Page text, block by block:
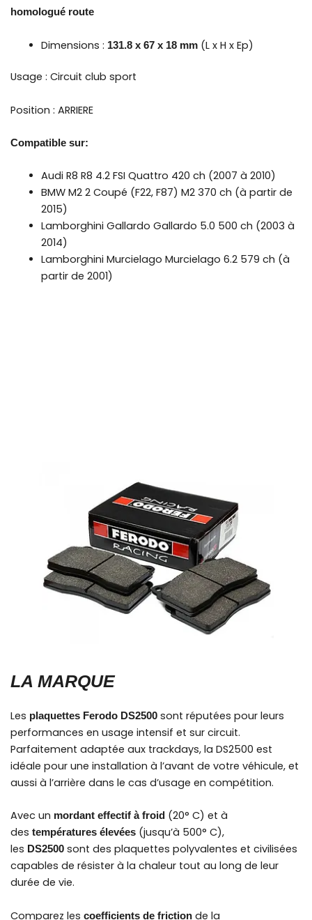
homologué route
Dimensions : 131.8 x 67 x 18 mm (L x H x Ep)
Usage : Circuit club sport
Position : ARRIERE
Compatible sur:
Audi R8 R8 4.2 FSI Quattro 420 ch (2007 à 2010)
BMW M2 2 Coupé (F22, F87) M2 370 ch (à partir de
2015)
Lamborghini Gallardo Gallardo 5.0 500 ch (2003 à
2014)
Lamborghini Murcielago Murcielago 6.2 579 ch (à
partir de 2001)
LA MARQUE
Les plaquettes Ferodo DS2500 sont réputées pour leurs
performances en usage intensif et sur circuit.
Parfaitement adaptée aux trackdays, la DS2500 est
idéale pour une installation à l’avant de votre véhicule, et
aussi à l’arrière dans le cas d’usage en compétition.
Avec un mordant effectif à froid (20° C) et à
des températures élevées (jusqu’à 500° C),
les DS2500 sont des plaquettes polyvalentes et civilisées
capables de résister à la chaleur tout au long de leur
durée de vie.
Comparez les coefficients de friction de la